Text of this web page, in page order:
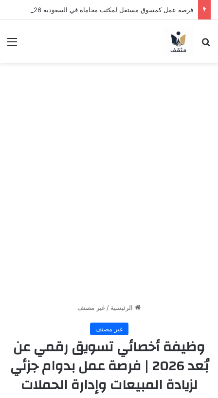
بحث عن
الرئيسية / غير مصنف
غير مصنف
وظيفة أخصائي تسويق رقمي عن
بُعد 2026 | فرصة عمل بدوام جزئي
لزيادة المبيعات وإدارة الحملات